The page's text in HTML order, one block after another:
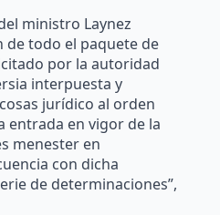
ministro Laynez
de todo el paquete de
por la autoridad
interpuesta y
jurídico al orden
entrada en vigor de la
menester en
con dicha
de determinaciones”,